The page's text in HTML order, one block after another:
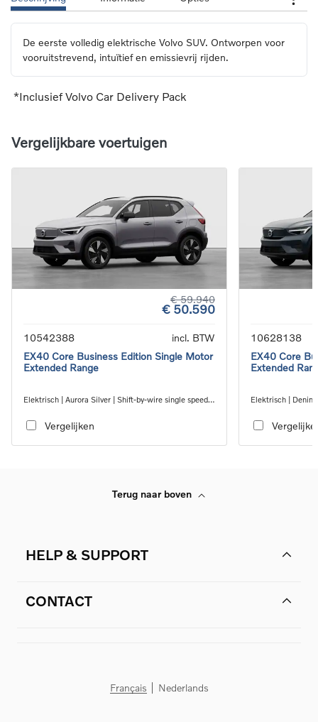
De eerste volledig elektrische Volvo SUV. Ontworpen voor
vooruitstrevend, intuïtief en emissievrij rijden.
*Inclusief Volvo Car Delivery Pack
Vergelijkbare voertuigen
€ 59.940
€ 50.590
10542388
incl. BTW
EX40 Core Business Edition Single Motor
Extended Range
Elektrisch | Aurora Silver | Shift-by-wire single speed
Vergelijken
10628138
EX40 Core
Extended
Elektrisch |
Terug naar boven
HELP & SUPPORT
CONTACT
Français Nederlands